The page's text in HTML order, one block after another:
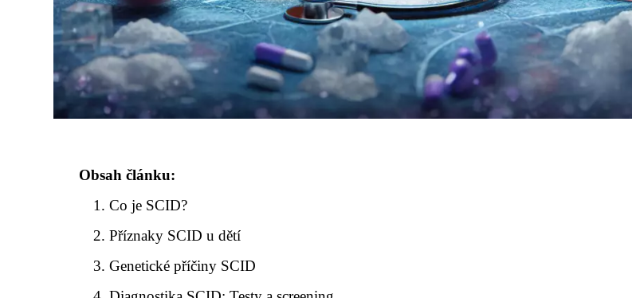
Obsah článku:
Co je SCID?
Příznaky SCID u dětí
Genetické příčiny SCID